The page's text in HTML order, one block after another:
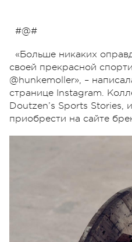
#@#
«Больше никаких
своей прекрасной
@hunkemoller», –
странице Instagram.
Doutzen’s Sports
приобрести на сайте